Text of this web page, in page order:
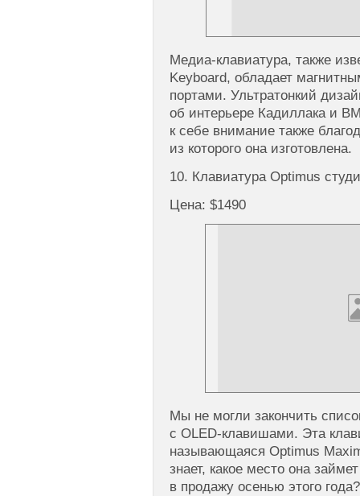
Медиа-клавиатура, также
Keyboard, обладает
портами. Ультратонкий
об интерьере Кадиллака и
к себе внимание также
из которого она изготовлена.
10. Клавиатура Optimus
Цена: $1490
Мы не могли закончить
с OLED-клавишами. Эта
называющаяся Optimus
знает, какое место она
в продажу осенью этого года?